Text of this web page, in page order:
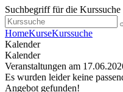
Suchbegriff für die Kurssuche
HomeKurseKurssuche
Kalender
Kalender
Veranstaltungen am
Es wurden leider keine
Angebot gefunden!